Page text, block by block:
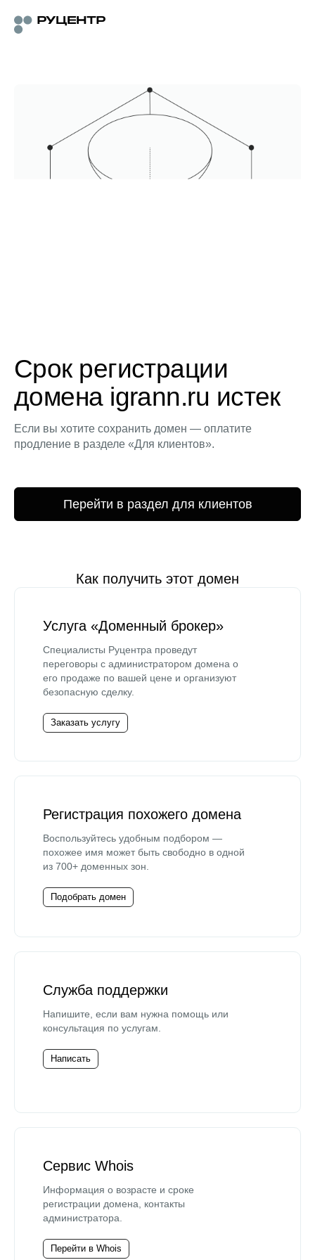
Срок регистрации
домена igrann.ru истек
Если вы хотите сохранить домен — оплатите
продление в разделе «Для клиентов».
Перейти в раздел для клиентов
Как получить этот домен
Услуга «Доменный брокер»
Специалисты Руцентра проведут
переговоры с администратором домена о
его продаже по вашей цене и организуют
безопасную сделку.
Заказать услугу
Регистрация похожего домена
Воспользуйтесь удобным подбором —
похожее имя может быть свободно в одной
из 700+ доменных зон.
Подобрать домен
Служба поддержки
Напишите, если вам нужна помощь или
консультация по услугам.
Написать
Сервис Whois
Информация о возрасте и сроке
регистрации домена, контакты
администратора.
Перейти в Whois